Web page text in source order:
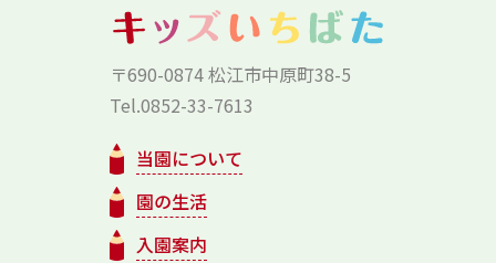
〒690-0874 松江市中原町38-5
Tel.0852-33-7613
当園について
園の生活
入園案内